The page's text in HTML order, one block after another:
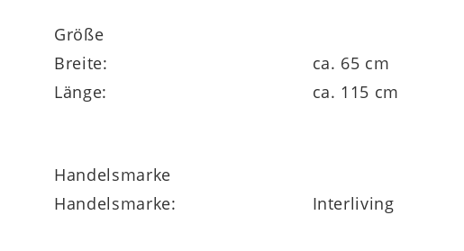
Größe
Breite:
ca. 65 cm
Länge:
ca. 115 cm
Handelsmarke
Handelsmarke:
Interliving